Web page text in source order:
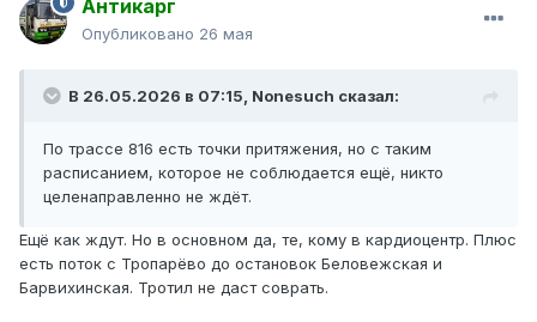
Антикарг
Опубликовано 26 мая
В 26.05.2026 в 07:15, Nonesuch сказал:
По трассе 816 есть точки притяжения, но с таким
расписанием, которое не соблюдается ещё, никто
целенаправленно не ждёт.
Ещё как ждут. Но в основном да, те, кому в кардиоцентр. Плюс
есть поток с Тропарёво до остановок Беловежская и
Барвихинская. Тротил не даст соврать.